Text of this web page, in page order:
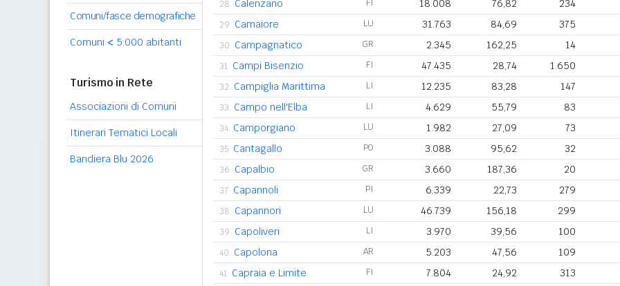
Comuni/fasce demografiche
Comuni < 5.000 abitanti
Turismo in Rete
Associazioni di Comuni
Itinerari Tematici Locali
Bandiera Blu 2026
28. Calenzano FI 18.008 76,82 234
29. Camaiore LU 31.763 84,69 375
30. Campagnatico GR 2.345 162,25 14
31. Campi Bisenzio FI 47.435 28,74 1.650
32. Campiglia Marittima LI 12.235 83,28 147
33. Campo nell'Elba LI 4.629 55,79 83
34. Camporgiano LU 1.982 27,09 73
35. Cantagallo PO 3.088 95,62 32
36. Capalbio GR 3.660 187,36 20
37. Capannoli PI 6.339 22,73 279
38. Capannori LU 46.739 156,18 299
39. Capoliveri LI 3.970 39,56 100
40. Capolona AR 5.203 47,56 109
41. Capraia e Limite FI 7.804 24,92 313